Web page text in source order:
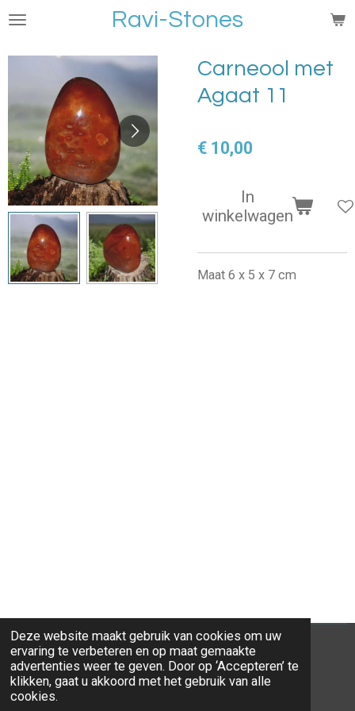
Deze website maakt gebruik van cookies om uw
ervaring te verbeteren en op maat gemaakte
advertenties weer te geven. Door op ‘Accepteren’ te
klikken, gaat u akkoord met het gebruik van alle
cookies.
Ga
naar
hoofdinhoud
Ravi-Stones
Carneool met
Agaat 11
€ 10,00
In
winkelwagen
Maat 6 x 5 x 7 cm
© 2026 Ravi-Stones